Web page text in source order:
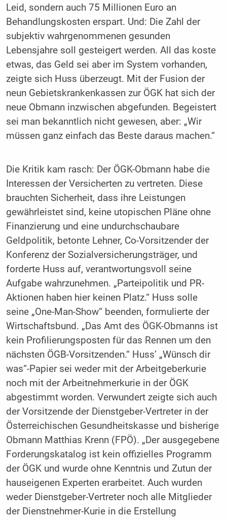
Leid, sondern auch 75 Millionen Euro an
Behandlungskosten erspart. Und: Die Zahl der
subjektiv wahrgenommenen gesunden
Lebensjahre soll gesteigert werden. All das koste
etwas, das Geld sei aber im System vorhanden,
zeigte sich Huss überzeugt. Mit der Fusion der
neun Gebietskrankenkassen zur ÖGK hat sich der
neue Obmann inzwischen abgefunden. Begeistert
sei man bekanntlich nicht gewesen, aber: „Wir
müssen ganz einfach das Beste daraus machen.“
Die Kritik kam rasch: Der ÖGK-Obmann habe die
Interessen der Versicherten zu vertreten. Diese
brauchten Sicherheit, dass ihre Leistungen
gewährleistet sind, keine utopischen Pläne ohne
Finanzierung und eine undurchschaubare
Geldpolitik, betonte Lehner, Co-Vorsitzender der
Konferenz der Sozialversicherungsträger, und
forderte Huss auf, verantwortungsvoll seine
Aufgabe wahrzunehmen. „Parteipolitik und PR-
Aktionen haben hier keinen Platz.“ Huss solle
seine „One-Man-Show“ beenden, formulierte der
Wirtschaftsbund. „Das Amt des ÖGK-Obmanns ist
kein Profilierungsposten für das Rennen um den
nächsten ÖGB-Vorsitzenden.“ Huss’ „Wünsch dir
was“-Papier sei weder mit der Arbeitgeberkurie
noch mit der Arbeitnehmerkurie in der ÖGK
abgestimmt worden. Verwundert zeigte sich auch
der Vorsitzende der Dienstgeber-Vertreter in der
Österreichischen Gesundheitskasse und bisherige
Obmann Matthias Krenn (FPÖ). „Der ausgegebene
Forderungskatalog ist kein offizielles Programm
der ÖGK und wurde ohne Kenntnis und Zutun der
hauseigenen Experten erarbeitet. Auch wurden
weder Dienstgeber-Vertreter noch alle Mitglieder
der Dienstnehmer-Kurie in die Erstellung